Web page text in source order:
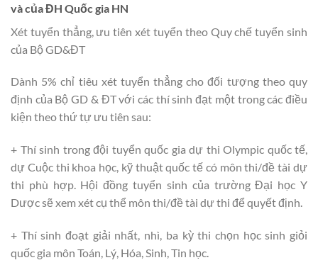
và của ĐH Quốc gia HN
Xét tuyển thẳng, ưu tiên xét tuyển theo Quy chế tuyển sinh
của Bộ GD&ĐT
Dành 5% chỉ tiêu xét tuyển thẳng cho đối tượng theo quy
định của Bộ GD & ĐT với các thí sinh đạt một trong các điều
kiện theo thứ tự ưu tiên sau:
+ Thí sinh trong đội tuyển quốc gia dự thi Olympic quốc tế,
dự Cuộc thi khoa học, kỹ thuật quốc tế có môn thi/đề tài dự
thi phù hợp. Hội đồng tuyển sinh của trường Đại học Y
Dược sẽ xem xét cụ thể môn thi/đề tài dự thi để quyết định.
+ Thí sinh đoạt giải nhất, nhì, ba kỳ thi chọn học sinh giỏi
quốc gia môn Toán, Lý, Hóa, Sinh, Tin học.